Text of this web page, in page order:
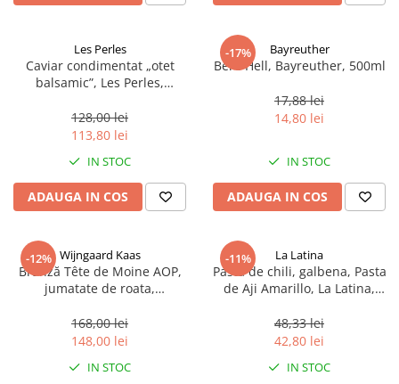
Les Perles
Caviar condimentat „otet
balsamic”, Les Perles,
sferice, 200 g
128,00 lei
113,80 lei
IN STOC
ADAUGA IN COS
-17% Bayreuther
Bere Hell, Bayreuther, 500ml
17,88 lei
14,80 lei
IN STOC
ADAUGA IN COS
-12% Wijngaard Kaas
Brânză Tête de Moine AOP,
jumatate de roata,
168,00 lei
148,00 lei
IN STOC
-11% La Latina
Pasta de chili, galbena, Pasta
de Aji Amarillo, La Latina,
48,33 lei
42,80 lei
IN STOC